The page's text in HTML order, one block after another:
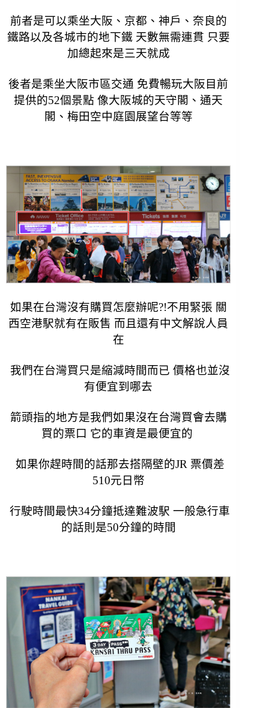
前者是可以乘坐大阪、京都、神戶、奈良的
鐵路以及各城市的地下鐵 天數無需連貫 只要
加總起來是三天就成
後者是乘坐大阪市區交通 免費暢玩大阪目前
提供的52個景點 像大阪城的天守閣、通天
閣、梅田空中庭園展望台等等
如果在台灣沒有購買怎麼辦呢?!不用緊張 關
西空港駅就有在販售 而且還有中文解說人員
在
我們在台灣買只是縮減時間而已 價格也並沒
有便宜到哪去
箭頭指的地方是我們如果沒在台灣買會去購
買的票口 它的車資是最便宜的
如果你趕時間的話那去搭隔壁的JR 票價差
510元日幣
行駛時間最快34分鐘抵達難波駅 一般急行車
的話則是50分鐘的時間